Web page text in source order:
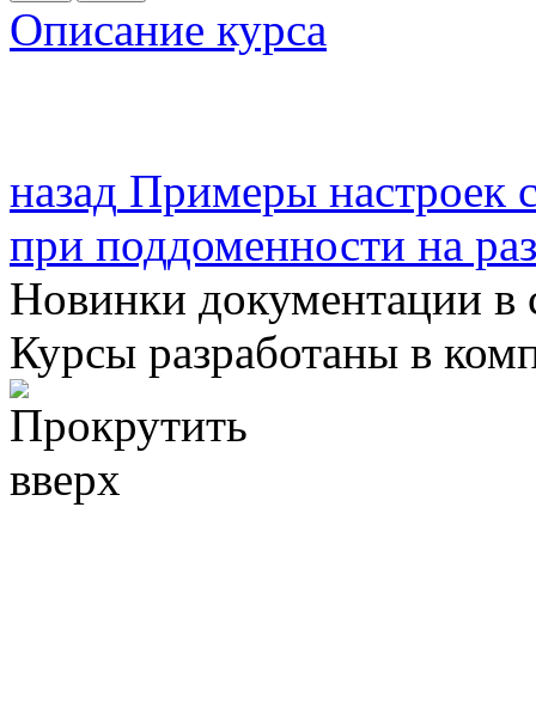
Описание курса
назад Примеры настроек
при поддоменности на
Новинки документации в
Курсы разработаны в